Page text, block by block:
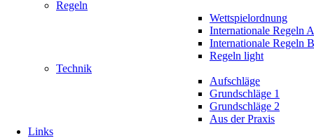
Regeln
Wettspielordnung
Internationale Regeln A
Internationale Regeln B
Regeln light
Technik
Aufschläge
Grundschläge 1
Grundschläge 2
Aus der Praxis
Links